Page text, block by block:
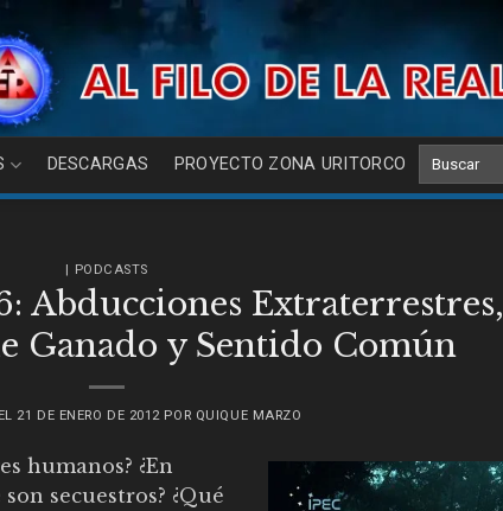
DESCARGAS PROYECTO ZONA URITORCO
| PODCASTS
Abducciones Extraterrestres,
Ganado y Sentido Común
21 DE ENERO DE 2012 POR QUIQUE MARZO
humanos? ¿En
secuestros? ¿Qué